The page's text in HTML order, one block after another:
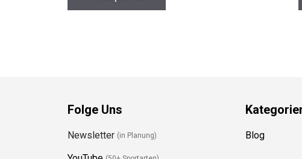
Folge Uns
Newsletter(in Planung)
YouTube (50+ Sportarten)
Kategorien
Blog